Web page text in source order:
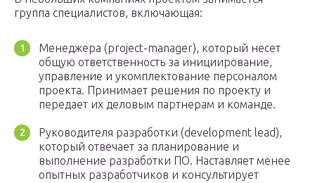
группа специалистов, включающая:
Менеджера (project-manager), который несет
общую ответственность за инициирование,
управление и укомплектование персоналом
проекта. Принимает решения по проекту и
передает их деловым партнерам и команде.
Руководителя разработки (development lead),
который отвечает за планирование и
выполнение разработки ПО. Наставляет менее
опытных разработчиков и консультирует